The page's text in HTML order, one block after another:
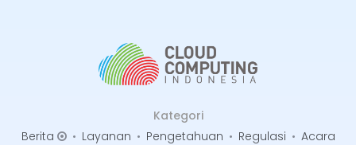
Kategori
Berita
• Layanan • Pengetahuan • Regulasi • Acara